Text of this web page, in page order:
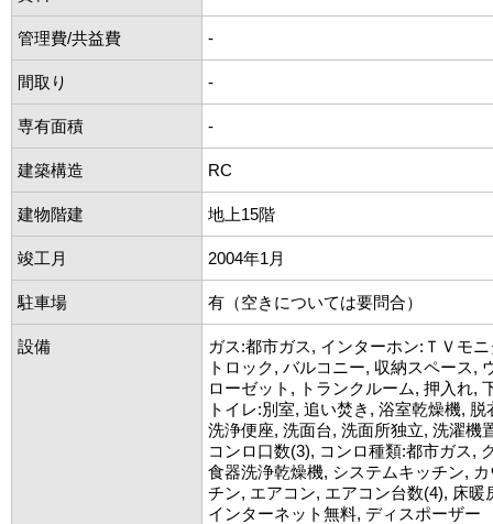
管理費/共益費 -
間取り -
専有面積 -
建築構造 RC
建物階建 地上15階
竣工月 2004年1月
駐車場 有（空きについては要問合）
設備
ガス:都市ガス, インターホン:ＴＶモ
トロック, バルコニー, 収納スペース,
ローゼット, トランクルーム, 押入れ,
トイレ:別室, 追い焚き, 浴室乾燥機,
洗浄便座, 洗面台, 洗面所独立, 洗濯機
コンロ口数(3), コンロ種類:都市ガス,
食器洗浄乾燥機, システムキッチン,
チン, エアコン, エアコン台数(4), 床暖
インターネット無料, ディスポーザー